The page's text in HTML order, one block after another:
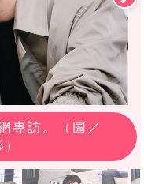
專訪。（圖／